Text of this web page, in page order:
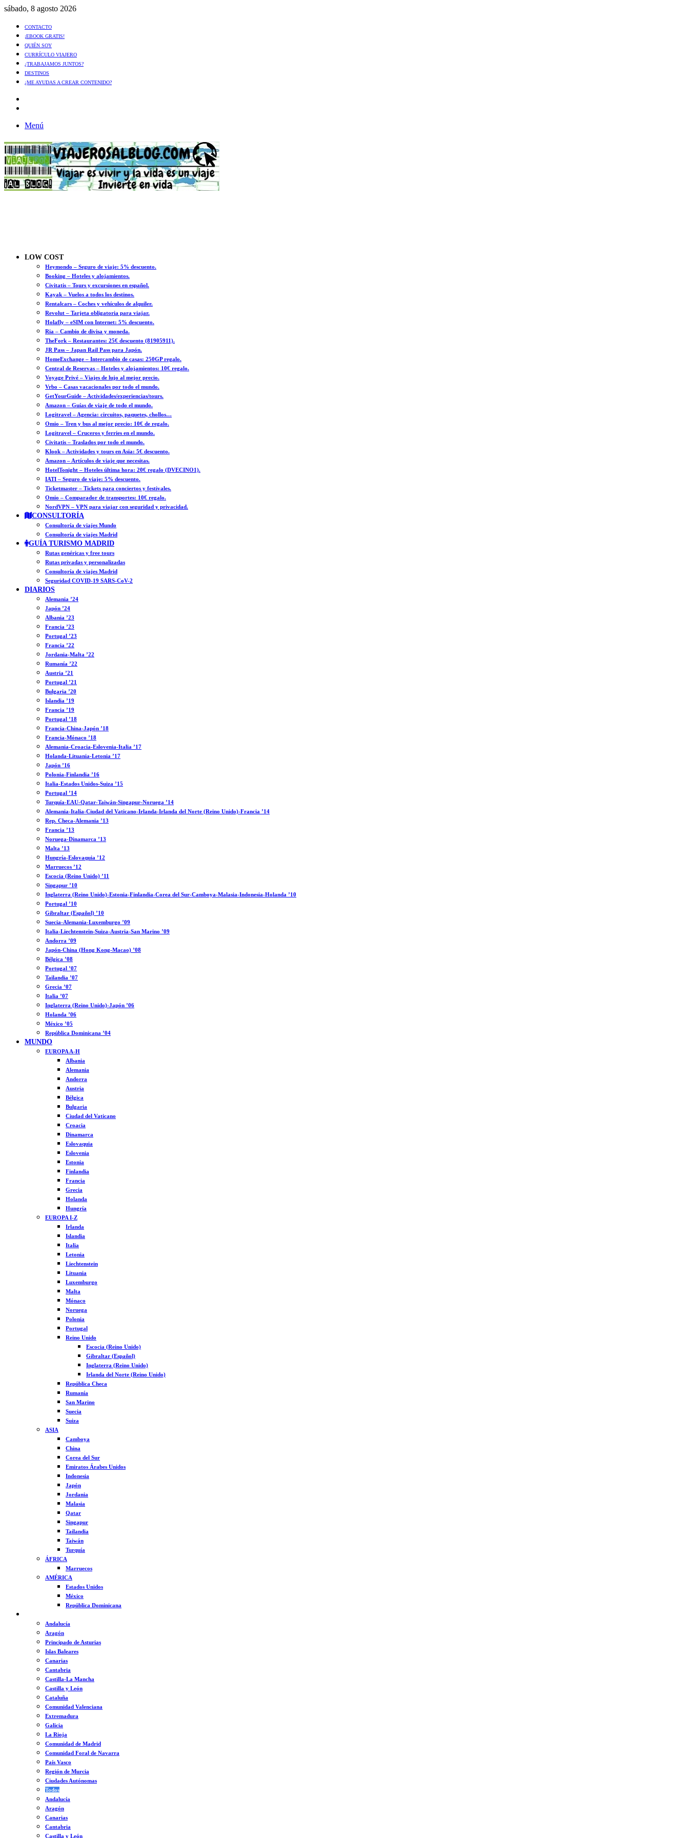
sábado, 8 agosto 2026
CONTACTO
¡EBOOK GRATIS!
QUIÉN SOY
CURRÍCULO VIAJERO
¿TRABAJAMOS JUNTOS?
DESTINOS
¿ME AYUDAS A CREAR CONTENIDO?
Menú
LOW COST
Heymondo – Seguro de viaje: 5% descuento.
Booking – Hoteles y alojamientos.
Civitatis – Tours y excursiones en español.
Kayak – Vuelos a todos los destinos.
Rentalcars – Coches y vehículos de alquiler.
Revolut – Tarjeta obligatoria para viajar.
Holafly – eSIM con Internet: 5% descuento.
Ria – Cambio de divisa y moneda.
TheFork – Restaurantes: 25€ descuento (81905911).
JR Pass – Japan Rail Pass para Japón.
HomeExchange – Intercambio de casas: 250GP regalo.
Central de Reservas – Hoteles y alojamientos: 10€ regalo.
Voyage Privé – Viajes de lujo al mejor precio.
Vrbo – Casas vacacionales por todo el mundo.
GetYourGuide – Actividades/experiencias/tours.
Amazon – Guías de viaje de todo el mundo.
Logitravel – Agencia: circuitos, paquetes, chollos…
Omio – Tren y bus al mejor precio: 10€ de regalo.
Logitravel – Cruceros y ferries en el mundo.
Civitatis – Traslados por todo el mundo.
Klook – Actividades y tours en Asia: 5€ descuento.
Amazon – Artículos de viaje que necesitas.
HotelTonight – Hoteles última hora: 20€ regalo (DVECINO1).
IATI – Seguro de viaje: 5% descuento.
Ticketmaster – Tickets para conciertos y festivales.
Omio – Comparador de transportes: 10€ regalo.
NordVPN – VPN para viajar con seguridad y privacidad.
CONSULTORÍA
Consultoría de viajes Mundo
Consultoría de viajes Madrid
GUÍA TURISMO MADRID
Rutas genéricas y free tours
Rutas privadas y personalizadas
Consultoría de viajes Madrid
Seguridad COVID-19 SARS-CoV-2
DIARIOS
Alemania ’24
Japón ’24
Albania ’23
Francia ’23
Portugal ’23
Francia ’22
Jordania-Malta ’22
Rumanía ’22
Austria ’21
Portugal ’21
Bulgaria ’20
Islandia ’19
Francia ’19
Portugal ’18
Francia-China-Japón ’18
Francia-Mónaco ’18
Alemania-Croacia-Eslovenia-Italia ’17
Holanda-Lituania-Letonia ’17
Japón ’16
Polonia-Finlandia ’16
Italia-Estados Unidos-Suiza ’15
Portugal ’14
Turquía-EAU-Qatar-Taiwán-Singapur-Noruega ’14
Alemania-Italia-Ciudad del Vaticano-Irlanda-Irlanda del Norte (Reino Unido)-Francia ’14
Rep. Checa-Alemania ’13
Francia ’13
Noruega-Dinamarca ’13
Malta ’13
Hungría-Eslovaquia ’12
Marruecos ’12
Escocia (Reino Unido) ’11
Singapur ’10
Inglaterra (Reino Unido)-Estonia-Finlandia-Corea del Sur-Camboya-Malasia-Indonesia-Holanda ’10
Portugal ’10
Gibraltar (Español) ’10
Suecia-Alemania-Luxemburgo ’09
Italia-Liechtenstein-Suiza-Austria-San Marino ’09
Andorra ’09
Japón-China (Hong Kong-Macao) ’08
Bélgica ’08
Portugal ’07
Tailandia ’07
Grecia ’07
Italia ’07
Inglaterra (Reino Unido)-Japón ’06
Holanda ’06
México ’05
República Dominicana ’04
MUNDO
EUROPA A-H
Albania
Alemania
Andorra
Austria
Bélgica
Bulgaria
Ciudad del Vaticano
Croacia
Dinamarca
Eslovaquia
Eslovenia
Estonia
Finlandia
Francia
Grecia
Holanda
Hungría
EUROPA I-Z
Irlanda
Islandia
Italia
Letonia
Liechtenstein
Lituania
Luxemburgo
Malta
Mónaco
Noruega
Polonia
Portugal
Reino Unido
Escocia (Reino Unido)
Gibraltar (Español)
Inglaterra (Reino Unido)
Irlanda del Norte (Reino Unido)
República Checa
Rumanía
San Marino
Suecia
Suiza
ASIA
Camboya
China
Corea del Sur
Emiratos Árabes Unidos
Indonesia
Japón
Jordania
Malasia
Qatar
Singapur
Tailandia
Taiwán
Turquía
ÁFRICA
Marruecos
AMÉRICA
Estados Unidos
México
República Dominicana
Andalucía
Aragón
Principado de Asturias
Islas Baleares
Canarias
Cantabria
Castilla-La Mancha
Castilla y León
Cataluña
Comunidad Valenciana
Extremadura
Galicia
La Rioja
Comunidad de Madrid
Comunidad Foral de Navarra
País Vasco
Región de Murcia
Ciudades Autónomas
Todos
Andalucía
Aragón
Canarias
Cantabria
Castilla y León